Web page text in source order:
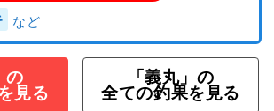
の
見る
「義丸」の
全ての釣果を見る